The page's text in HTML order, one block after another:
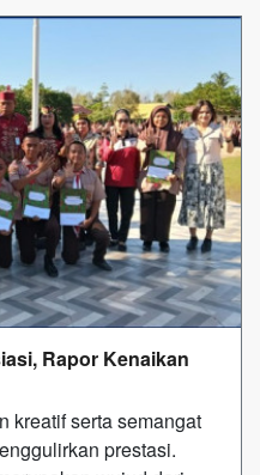
Rapor Kenaikan
kreatif serta semangat
prestasi.